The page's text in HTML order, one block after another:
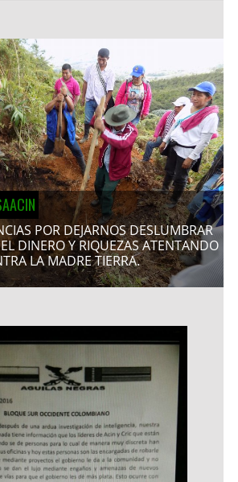
POR DEJARNOS DESLUMBRAR
DINERO Y RIQUEZAS ATENTANDO
LA MADRE TIERRA.